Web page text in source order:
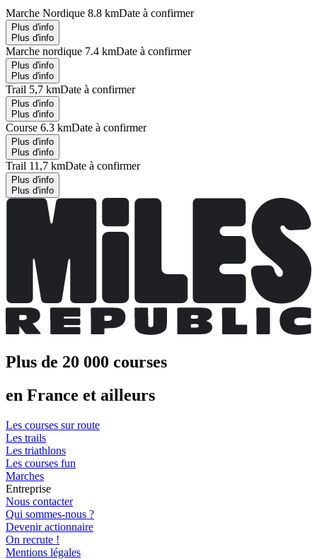
Marche Nordique 8.8 kmDate à confirmer
Plus d'info
Plus d'info
Marche nordique 7.4 kmDate à confirmer
Plus d'info
Plus d'info
Trail 5,7 kmDate à confirmer
Plus d'info
Plus d'info
Course 6.3 kmDate à confirmer
Plus d'info
Plus d'info
Trail 11,7 kmDate à confirmer
Plus d'info
Plus d'info
Plus de 20 000 courses
en France et ailleurs
Les courses sur route
Les trails
Les triathlons
Les courses fun
Marches
Entreprise
Nous contacter
Qui sommes-nous ?
Devenir actionnaire
On recrute !
Mentions légales